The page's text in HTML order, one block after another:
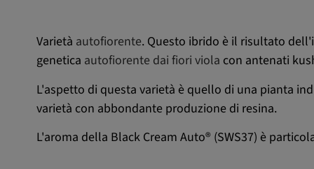
Varietà autofiorente. Questo ibrido è il risultato
genetica autofiorente dai fiori viola con antenati
L'aspetto di questa varietà è quello di una pianta
varietà con abbondante produzione di resina.
L'aroma della Black Cream Auto® (SWS37) è